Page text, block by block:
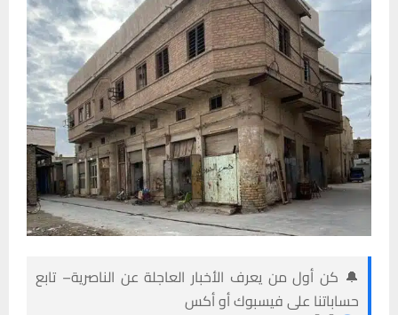
🔔 كن أول من يعرف الأخبار العاجلة عن الناصرية– تابع
حساباتنا على فيسبوك أو أكس